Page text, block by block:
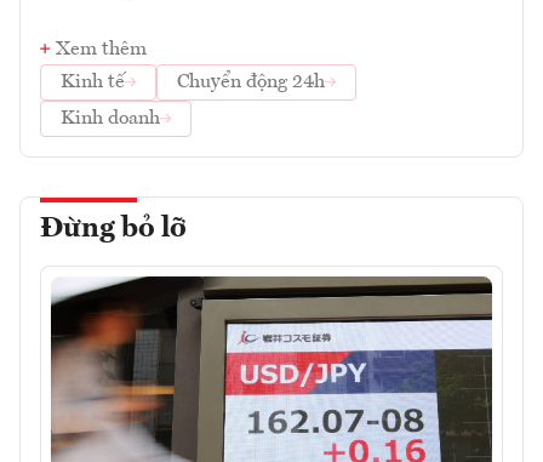
Xem thêm
Kinh tế
Chuyển động 24h
Kinh doanh
Đừng bỏ lỡ